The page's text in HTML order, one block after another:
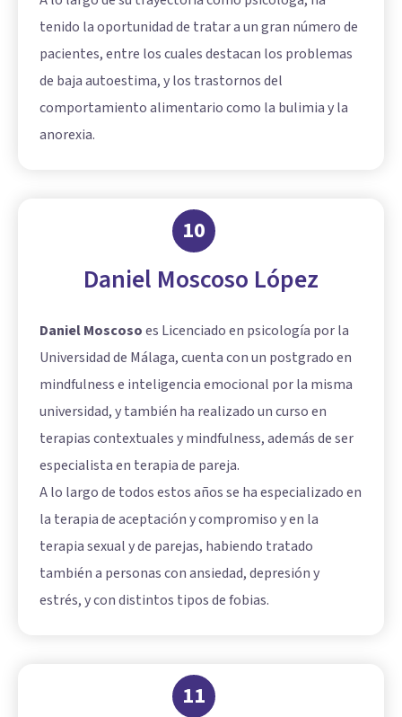
tenido la oportunidad de tratar a un gran número de
pacientes, entre los cuales destacan los problemas
de baja autoestima, y los trastornos del
comportamiento alimentario como la bulimia y la
anorexia.
10
Daniel Moscoso López
Daniel Moscosoes Licenciado en psicología por la
Universidad de Málaga, cuenta con un postgrado en
mindfulness e inteligencia emocional por la misma
universidad, y también ha realizado un curso en
terapias contextuales y mindfulness, además de ser
especialista en terapia de pareja.
A lo largo de todos estos años se ha especializado en
la terapia de aceptación y compromiso y en la
terapia sexual y de parejas, habiendo tratado
también a personas con ansiedad, depresión y
estrés, y con distintos tipos de fobias.
11